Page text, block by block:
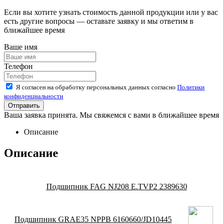
Если вы хотите узнать стоимость данной продукции или у вас
есть другие вопросы — оставьте заявку и мы ответим в
ближайшее время
Ваше имя
Телефон
Я согласен на обработку персональных данных согласно Политики
конфиденциальности
Ваша заявка принята. Мы свяжемся с вами в ближайшее время
Описание
Описание
Подшипник FAG NJ208 E.TVP2 2389630
Подшипник GRAE35 NPPB 6160660/JD10445